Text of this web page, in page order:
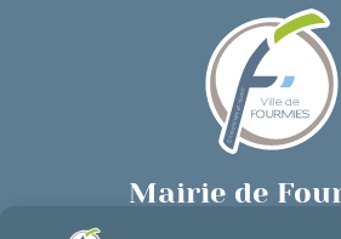
Mairie de